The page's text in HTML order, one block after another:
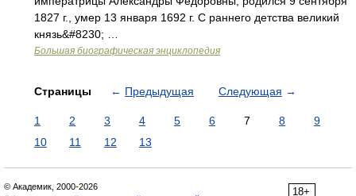
1827 г., умер 13 января 1692 г. С раннего детства великий
князь&#8230; …
Большая биографическая энциклопедия
Страницы ← Предыдущая Следующая →
1 2 3 4 5 6 7 8
9
10
11 12 13
18+
© Академик, 2000-2026